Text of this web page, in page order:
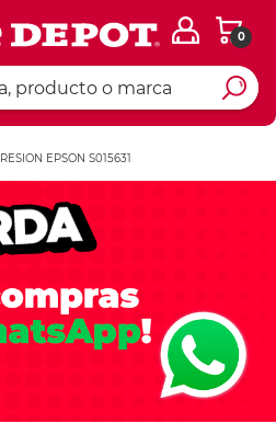
0
EPSON S015631
Ingresar Codigo